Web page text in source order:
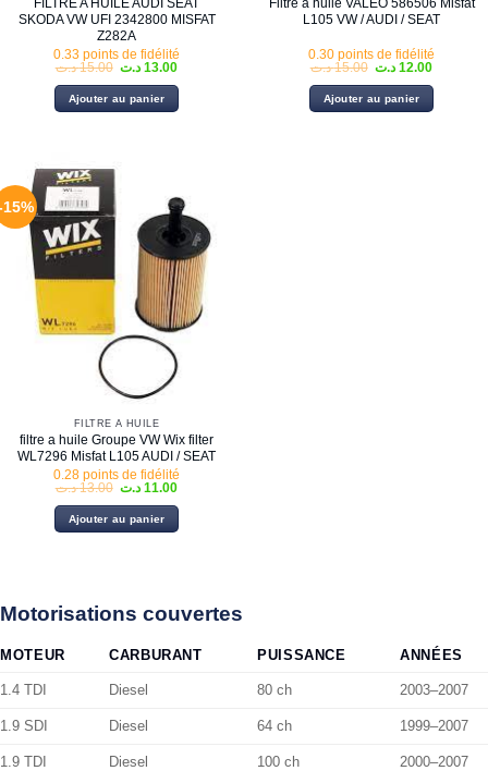
FILTRE A HUILE AUDI SEAT
SKODA VW UFI 2342800 MISFAT
Z282A
0.33 points de fidélité
15.00 د.ت
Le
initial
était :
13.00 د.ت
Le
actuel
est :
Ajouter au panier
Filtre a huile VALEO 586506 Misfat
L105 VW / AUDI / SEAT
0.30 points de fidélité
15.00 د.ت
Le
initial
était :
12.00 د.ت
Le
actuel
est :
Ajouter au panier
FILTRE À HUILE
filtre a huile Groupe VW Wix filter
WL7296 Misfat L105 AUDI / SEAT
0.28 points de fidélité
13.00 د.ت
Le
initial
était :
11.00 د.ت
Le
actuel
est :
Ajouter au panier
Motorisations couvertes
MOTEUR CARBURANT PUISSANCE ANNÉES
1.4 TDI Diesel 80 ch 2003–2007
1.9 SDI Diesel 64 ch 1999–2007
1.9 TDI Diesel 100 ch 2000–2007